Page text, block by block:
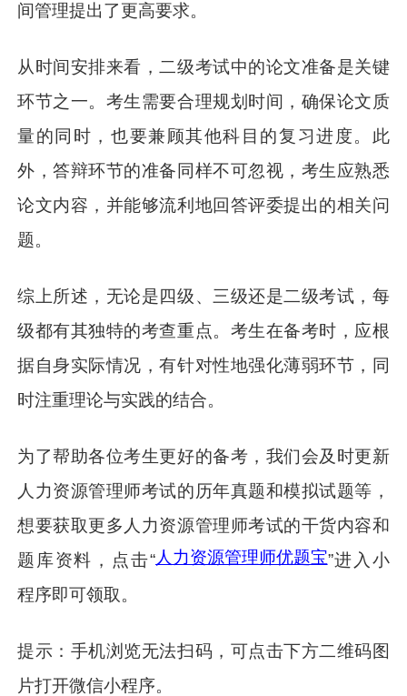
间管理提出了更高要求。
从时间安排来看，二级考试中的论文准备是关键
环节之一。考生需要合理规划时间，确保论文质
量的同时，也要兼顾其他科目的复习进度。此
外，答辩环节的准备同样不可忽视，考生应熟悉
论文内容，并能够流利地回答评委提出的相关问
题。
综上所述，无论是四级、三级还是二级考试，每
级都有其独特的考查重点。考生在备考时，应根
据自身实际情况，有针对性地强化薄弱环节，同
时注重理论与实践的结合。
为了帮助各位考生更好的备考，我们会及时更新
人力资源管理师考试的历年真题和模拟试题等，
想要获取更多人力资源管理师考试的干货内容和
题库资料，点击“人力资源管理师优题宝”进入小
程序即可领取。
提示：手机浏览无法扫码，可点击下方二维码图
片打开微信小程序。